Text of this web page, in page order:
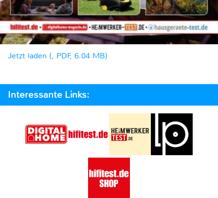
Jetzt laden (, PDF, 6.04 MB)
Interessante Links: